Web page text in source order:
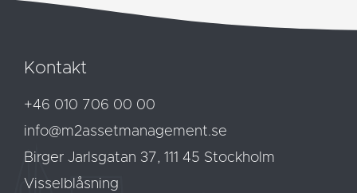
Kontakt
+46 010 706 00 00
info@m2assetmanagement.se
Birger Jarlsgatan 37, 111 45 Stockholm
Visselblåsning